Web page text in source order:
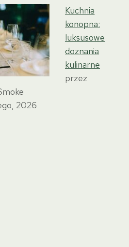
Kuchnia
konopna:
luksusowe
doznania
kulinarne
przez
2026